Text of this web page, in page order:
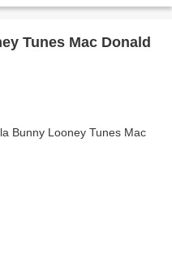
Tunes Mac Donald